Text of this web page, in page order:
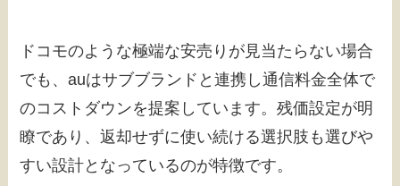
ドコモのような極端な安売りが見当たらない場合
でも、auはサブブランドと連携し通信料金全体で
のコストダウンを提案しています。残価設定が明
瞭であり、返却せずに使い続ける選択肢も選びや
すい設計となっているのが特徴です。